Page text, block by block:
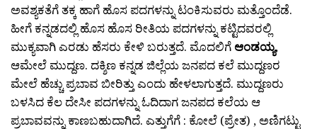
ಅವಶ್ಯಕತೆಗೆ ತಕ್ಕ ಹಾಗೆ ಹೊಸ ಪದಗಳನ್ನು ಟಂಕಿಸುವರು ಮತ್ತೊಂದೆಡೆ.
ಹೀಗೆ ಕನ್ನಡದಲ್ಲಿ ಹೊಸ ಹೊಸ ರೀತಿಯ ಪದಗಳನ್ನು ಕಟ್ಟಿದವರಲ್ಲಿ
ಮುಕ್ಯವಾಗಿ ಎರಡು ಹೆಸರು ಕೇಳಿ ಬರುತ್ತದೆ. ಮೊದಲಿಗೆ ಆಂಡಯ್ಯ,
ಆಮೇಲೆ ಮುದ್ದಣ. ದಕ್ಶಿಣ ಕನ್ನಡ ಜಿಲ್ಲೆಯ ಜನಪದ ಕಲೆ ಮುದ್ದಣರ
ಮೇಲೆ ಹೆಚ್ಚು ಪ್ರಬಾವ ಬೀರಿತ್ತು ಎಂದು ಹೇಳಲಾಗುತ್ತದೆ. ಮುದ್ದಣರು
ಬಳಸಿದ ಕೆಲ ದೇಸೀ ಪದಗಳನ್ನು ಓದಿದಾಗ ಜನಪದ ಕಲೆಯ ಆ
ಪ್ರಬಾವವನ್ನು ಕಾಣಬಹುದಾಗಿದೆ. ಎತ್ತುಗೆಗೆ : ಕೋಲೆ (ಪ್ರೇತ) , ಅಣಿಗಟ್ಟು